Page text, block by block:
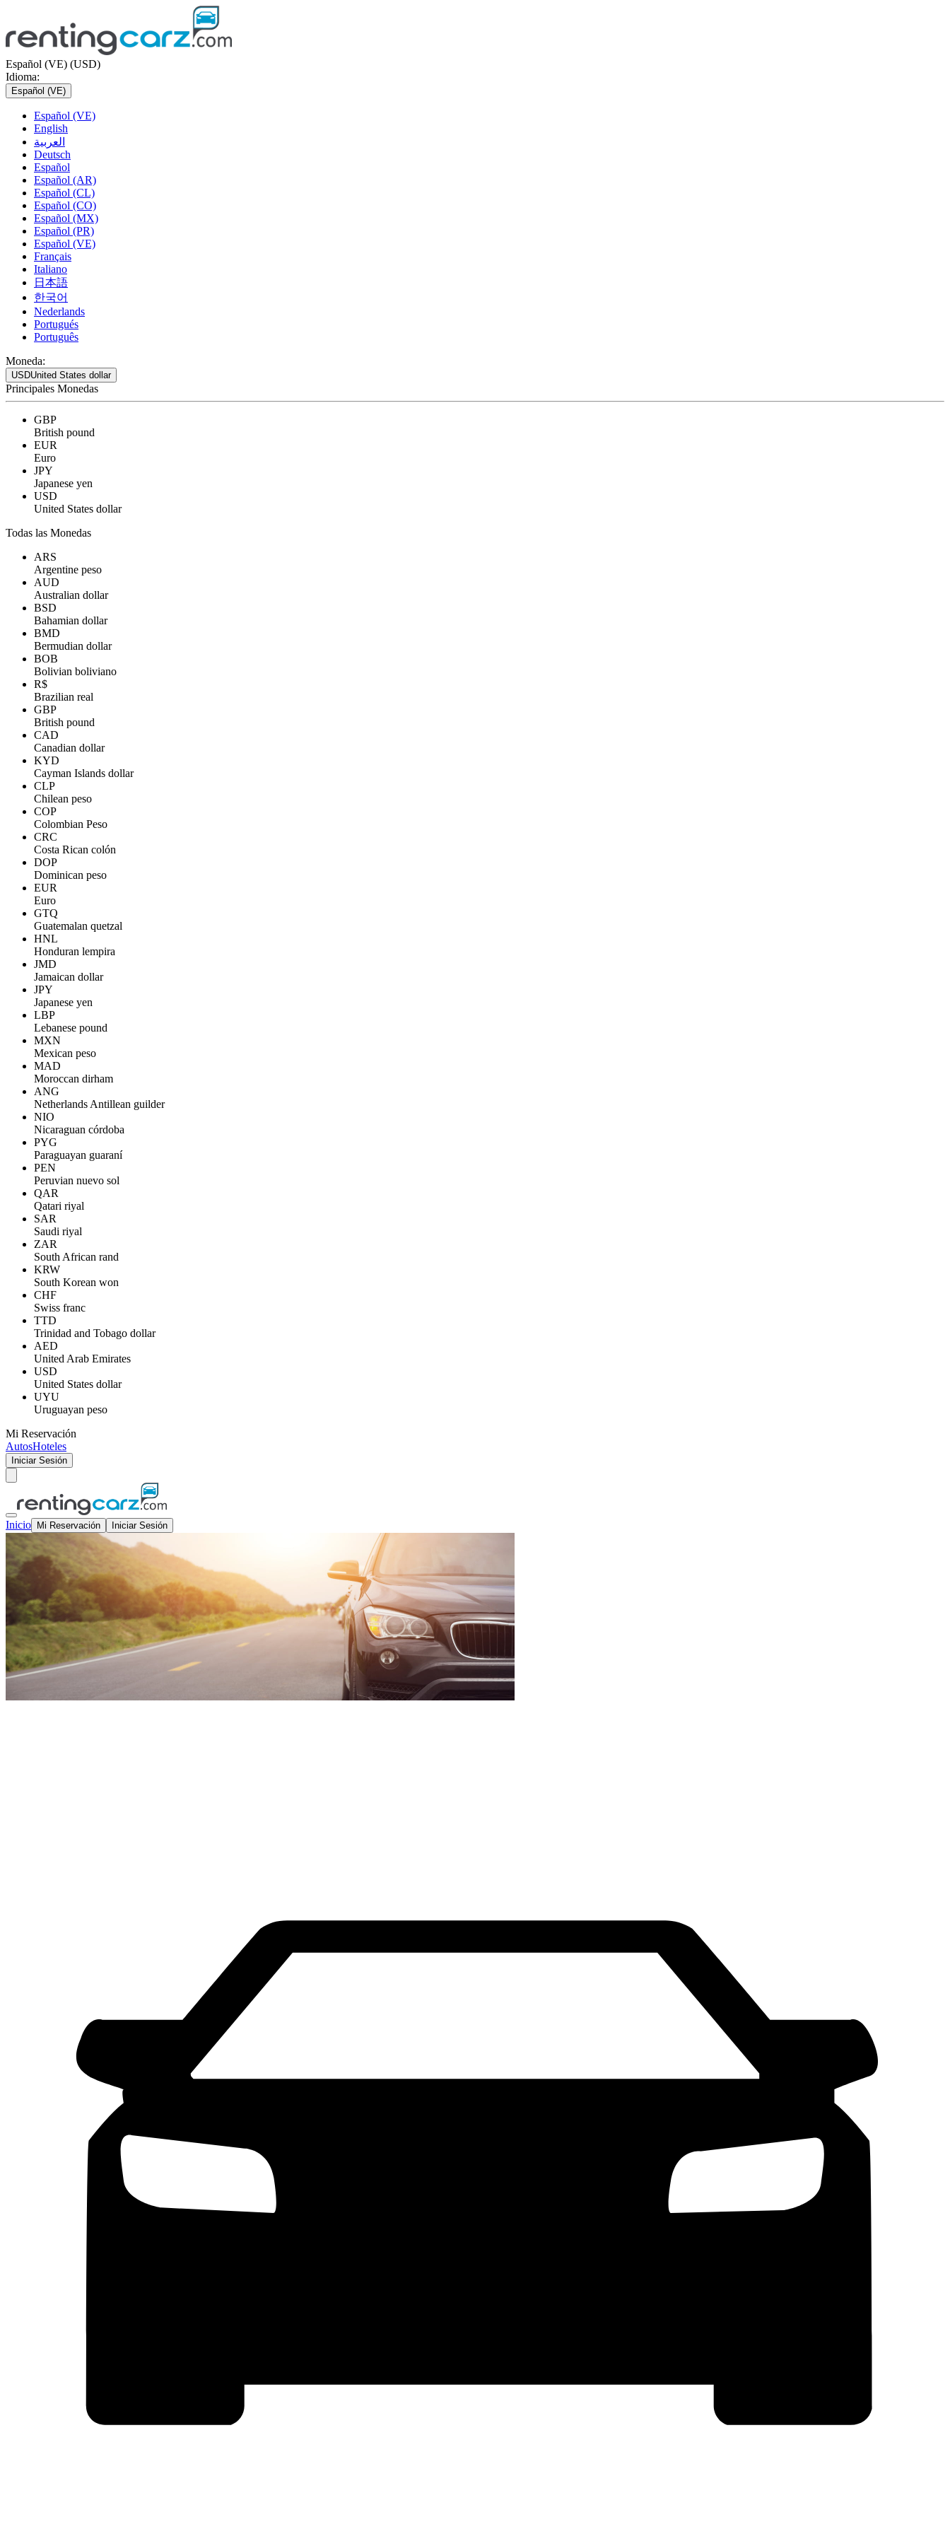
Español (VE) (USD)
Idioma:
Español (VE)
Español (VE)
English
العربية
Deutsch
Español
Español (AR)
Español (CL)
Español (CO)
Español (MX)
Español (PR)
Español (VE)
Français
Italiano
日本語
한국어
Nederlands
Portugués
Português
Moneda:
USDUnited States dollar
Principales Monedas
GBP
British pound
EUR
Euro
JPY
Japanese yen
USD
United States dollar
Todas las Monedas
ARS
Argentine peso
AUD
Australian dollar
BSD
Bahamian dollar
BMD
Bermudian dollar
BOB
Bolivian boliviano
R$
Brazilian real
GBP
British pound
CAD
Canadian dollar
KYD
Cayman Islands dollar
CLP
Chilean peso
COP
Colombian Peso
CRC
Costa Rican colón
DOP
Dominican peso
EUR
Euro
GTQ
Guatemalan quetzal
HNL
Honduran lempira
JMD
Jamaican dollar
JPY
Japanese yen
LBP
Lebanese pound
MXN
Mexican peso
MAD
Moroccan dirham
ANG
Netherlands Antillean guilder
NIO
Nicaraguan córdoba
PYG
Paraguayan guaraní
PEN
Peruvian nuevo sol
QAR
Qatari riyal
SAR
Saudi riyal
ZAR
South African rand
KRW
South Korean won
CHF
Swiss franc
TTD
Trinidad and Tobago dollar
AED
United Arab Emirates
USD
United States dollar
UYU
Uruguayan peso
Mi Reservación
AutosHoteles
Iniciar Sesión
Inicio Mi Reservación Iniciar Sesión